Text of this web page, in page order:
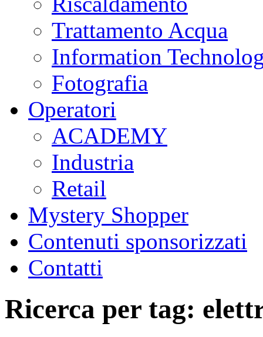
Trattamento Acqua
Information
Fotografia
Operatori
ACADEMY
Industria
Retail
Mystery Shopper
Contenuti sponsorizzati
Contatti
Ricerca per tag: